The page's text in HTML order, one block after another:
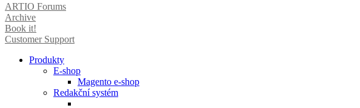
ARTIO Forums
Archive
Book it!
Customer Support
Produkty
E-shop
Magento e-shop
Redakční systém